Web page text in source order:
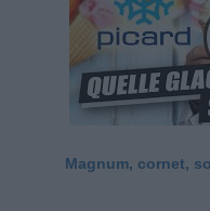
Magnum, cornet,